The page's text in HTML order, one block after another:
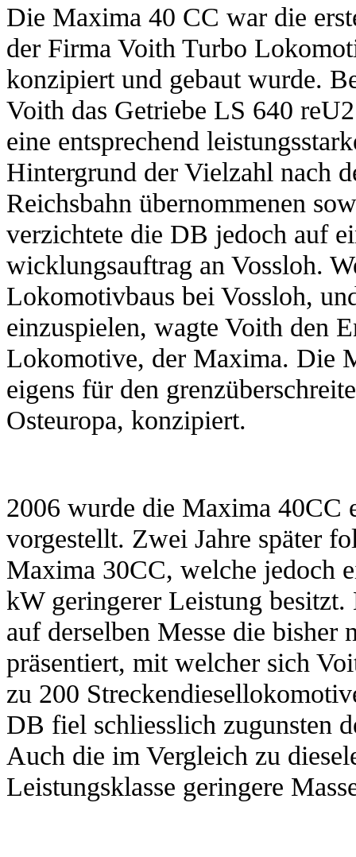
Die Maxima 40 CC war die
der Firma Voith Turbo
konzipiert und gebaut wurde.
Voith das Getriebe LS 640
eine entsprechend
Hintergrund der Vielzahl nach
Reichsbahn übernommenen
verzichtete die DB jedoch auf
wicklungsauftrag an Vossloh.
Lokomotivbaus bei Vossloh,
einzuspielen, wagte Voith den
Lokomotive, der Maxima. Die
eigens für den
Osteuropa, konzipiert.
2006 wurde die Maxima 40CC
vorgestellt. Zwei Jahre später
Maxima 30CC, welche jedoch
kW geringerer Leistung
auf derselben Messe die
präsentiert, mit welcher sich
zu 200
DB fiel schliesslich zugunsten
Auch die im Vergleich zu
Leistungsklasse geringere